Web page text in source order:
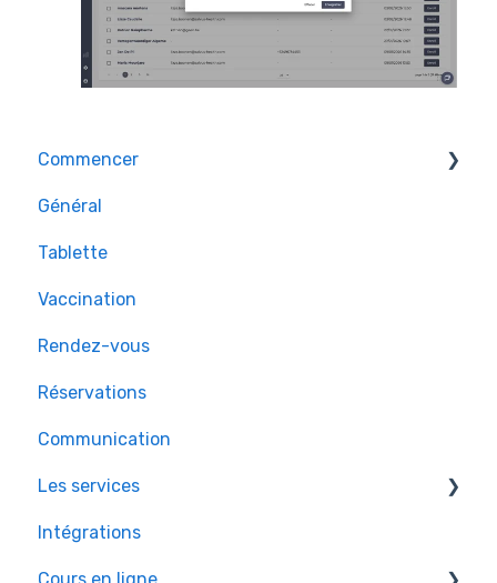
Commencer
Exercices pour débutants
Général
Tablette
Vaccination
Rendez-vous
Réservations
Communication
Les services
Tâches
Intégrations